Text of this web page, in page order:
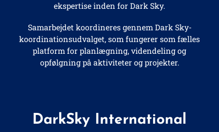
ekspertise inden for Dark Sky.
Samarbejdet koordineres gennem Dark Sky-
koordinationsudvalget, som fungerer som fælles
platform for planlægning, videndeling og
opfølgning på aktiviteter og projekter.
DarkSky International